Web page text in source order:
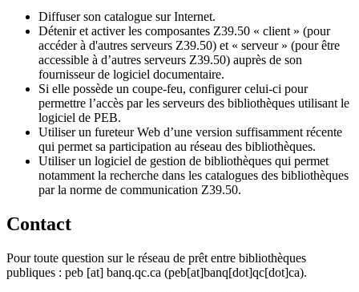
Diffuser son catalogue sur Internet.
Détenir et activer les composantes Z39.50 « client » (pour
accéder à d'autres serveurs Z39.50) et « serveur » (pour être
accessible à d’autres serveurs Z39.50) auprès de son
fournisseur de logiciel documentaire.
Si elle possède un coupe-feu, configurer celui-ci pour
permettre l’accès par les serveurs des bibliothèques utilisant le
logiciel de PEB.
Utiliser un fureteur Web d’une version suffisamment récente
qui permet sa participation au réseau des bibliothèques.
Utiliser un logiciel de gestion de bibliothèques qui permet
notamment la recherche dans les catalogues des bibliothèques
par la norme de communication Z39.50.
Contact
Pour toute question sur le réseau de prêt entre bibliothèques
publiques : peb [at] banq.qc.ca (peb[at]banq[dot]qc[dot]ca).